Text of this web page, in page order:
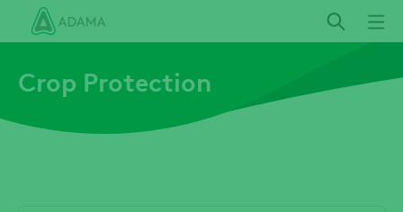
Direkt
Crop Protection